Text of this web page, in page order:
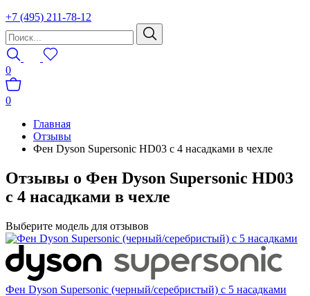
+7 (495) 211-78-12
0
0
Главная
Отзывы
Фен Dyson Supersonic HD03 с 4 насадками в чехле
Отзывы о Фен Dyson Supersonic HD03
с 4 насадками в чехле
Выберите модель для отзывов
Фен Dyson Supersonic (черный/серебристый) с 5 насадками